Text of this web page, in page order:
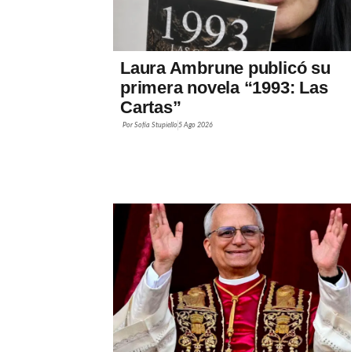
Laura Ambrune publicó su
primera novela “1993: Las
Cartas”
Por Sofía Stupiello 5 Ago 2026